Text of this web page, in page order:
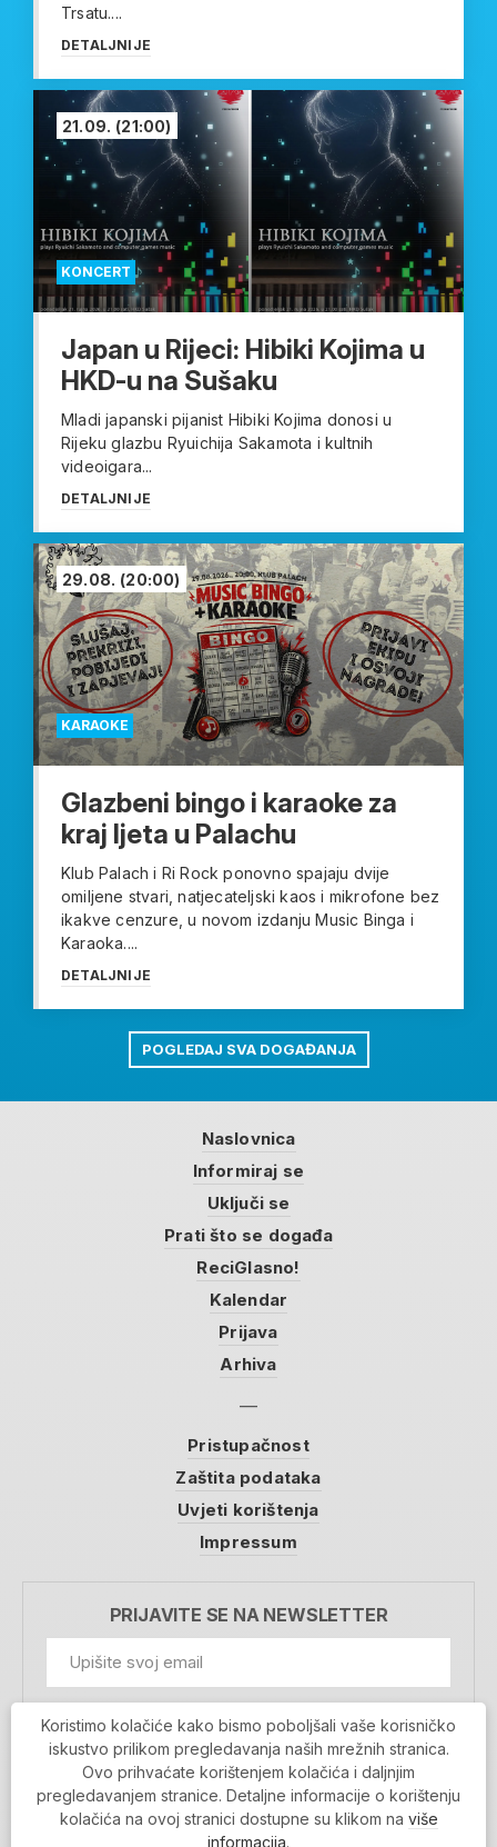
Trsatu....
DETALJNIJE
KONCERT
21.09. (21:00)
Japan u Rijeci: Hibiki Kojima u
HKD-u na Sušaku
Mladi japanski pijanist Hibiki Kojima donosi u
Rijeku glazbu Ryuichija Sakamota i kultnih
videoigara...
DETALJNIJE
KARAOKE
29.08. (20:00)
Glazbeni bingo i karaoke za
kraj ljeta u Palachu
Klub Palach i Ri Rock ponovno spajaju dvije
omiljene stvari, natjecateljski kaos i mikrofone bez
ikakve cenzure, u novom izdanju Music Binga i
Karaoka....
DETALJNIJE
POGLEDAJ SVA DOGAĐANJA
Naslovnica
Informiraj se
Uključi se
Prati što se događa
ReciGlasno!
Kalendar
Prijava
Arhiva
Pristupačnost
Zaštita podataka
Uvjeti korištenja
Impressum
PRIJAVITE SE NA NEWSLETTER
Prihvaćam da se moji podaci spremaju u bazu
podataka i koriste u svrhu slanja MojaRijeka
newslettera
MOJARIJEKA NEWSLETTER
PRIJAVI SE
Koristimo kolačiće kako bismo poboljšali vaše korisničko
iskustvo prilikom pregledavanja naših mrežnih stranica.
Ovo prihvaćate korištenjem kolačića i daljnjim
pregledavanjem stranice. Detaljne informacije o korištenju
kolačića na ovoj stranici dostupne su klikom na više
informacija.